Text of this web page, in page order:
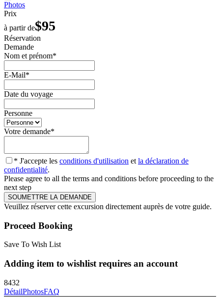
Photos
Prix
à partir de$95
Réservation
Demande
Nom et prénom*
E-Mail*
Date du voyage
Personne
Votre demande*
* J'accepte les conditions d'utilisation et la déclaration de
confidentialité.
Please agree to all the terms and conditions before proceeding to the
next step
Veuillez réserver cette excursion directement auprès de votre guide.
Proceed Booking
Save To Wish List
Adding item to wishlist requires an account
8432
DétailPhotosFAQ